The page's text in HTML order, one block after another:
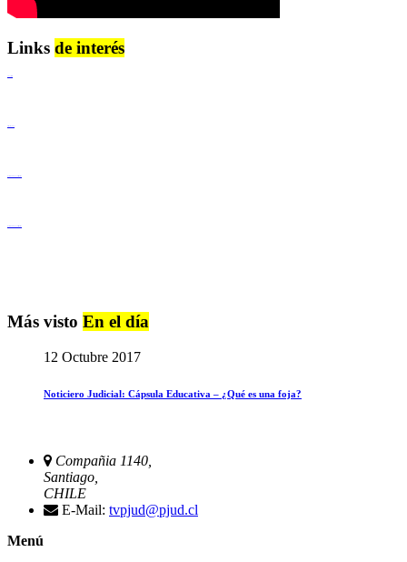
Links de interés
Más visto En el día
12 Octubre 2017
Noticiero Judicial: Cápsula Educativa – ¿Qué es una foja?
Compañia 1140,
Santiago,
CHILE
E-Mail: tvpjud@pjud.cl
Menú